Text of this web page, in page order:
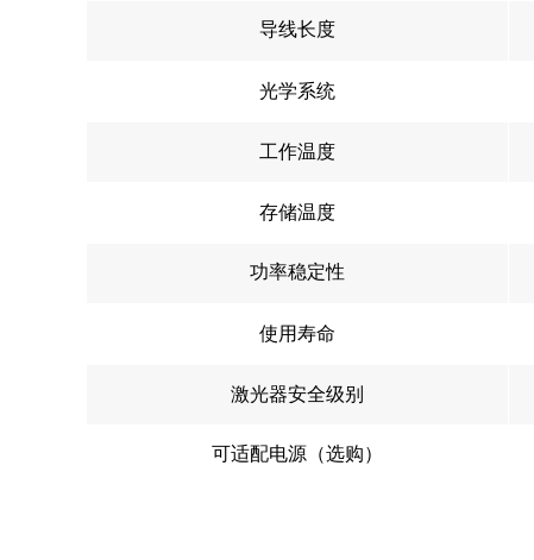
导线长度
光学系统
工作温度
存储温度
功率稳定性
使用寿命
激光器安全级别
可适配电源（选购）